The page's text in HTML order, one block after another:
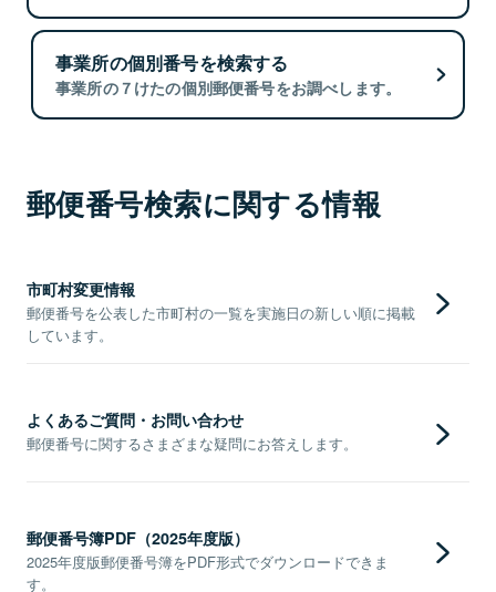
事業所の個別番号を検索する
事業所の７けたの個別郵便番号をお調べします。
郵便番号検索に関する情報
市町村変更情報
郵便番号を公表した市町村の一覧を実施日の新しい順に掲載
しています。
よくあるご質問・お問い合わせ
郵便番号に関するさまざまな疑問にお答えします。
郵便番号簿PDF（2025年度版）
2025年度版郵便番号簿をPDF形式でダウンロードできま
す。